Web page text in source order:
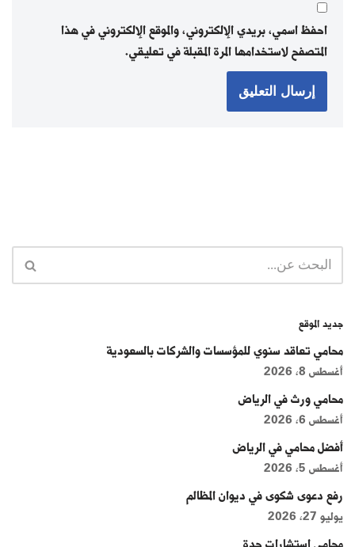
احفظ اسمي، بريدي الإلكتروني، والموقع الإلكتروني في هذا
المتصفح لاستخدامها المرة المقبلة في تعليقي.
جديد الموقع
محامي تعاقد سنوي للمؤسسات والشركات بالسعودية
أغسطس 8, 2026
محامي ورث في الرياض
أغسطس 6, 2026
أفضل محامي في الرياض
أغسطس 5, 2026
رفع دعوى شكوى في ديوان المظالم
يوليو 27, 2026